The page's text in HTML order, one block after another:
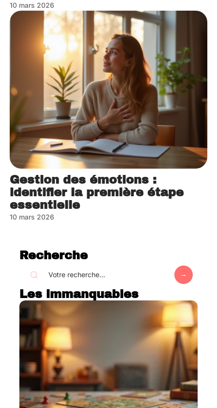
10 mars 2026
Gestion des émotions :
identifier la première étape
essentielle
10 mars 2026
Recherche
Les immanquables